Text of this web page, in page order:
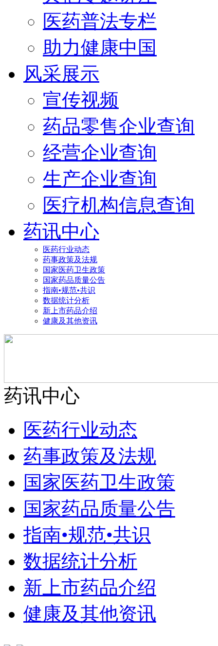
医药普法专栏
助力健康中国
风采展示
宣传视频
药品零售企业查询
经营企业查询
生产企业查询
医疗机构信息查询
药讯中心
医药行业动态
药事政策及法规
国家医药卫生政策
国家药品质量公告
指南•规范•共识
数据统计分析
新上市药品介绍
健康及其他资讯
药讯中心
医药行业动态
药事政策及法规
国家医药卫生政策
国家药品质量公告
指南•规范•共识
数据统计分析
新上市药品介绍
健康及其他资讯